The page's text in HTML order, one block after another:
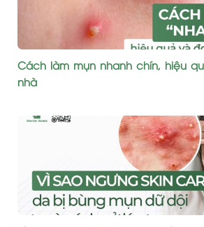
Cách làm mụn nhanh chín, hiệu
nhà